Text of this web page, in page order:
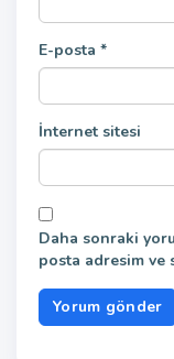
E-posta *
İnternet sitesi
Daha sonraki
posta adresim ve